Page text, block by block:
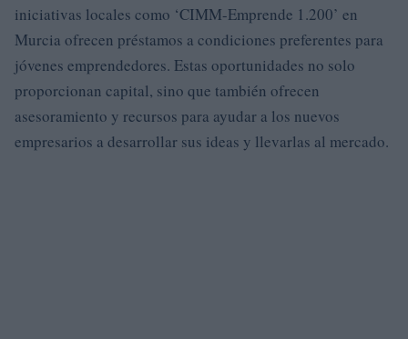
iniciativas locales como ‘CIMM-Emprende 1.200’ en
Murcia ofrecen préstamos a condiciones preferentes para
jóvenes emprendedores. Estas oportunidades no solo
proporcionan capital, sino que también ofrecen
asesoramiento y recursos para ayudar a los nuevos
empresarios a desarrollar sus ideas y llevarlas al mercado.